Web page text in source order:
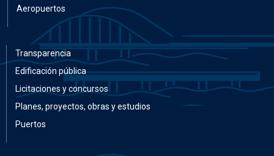
Aeropuertos
Transparencia
Edificación pública
Licitaciones y concursos
Planes, proyectos, obras y estudios
Puertos